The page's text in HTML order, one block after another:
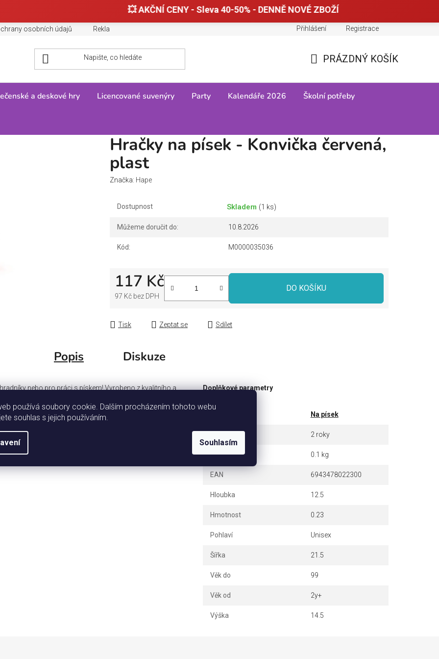
používá soubory cookie. Dalším procházením tohoto webu
souhlas s jejich používáním.
Souhlasím
💥 AKČNÍ CENY - Sleva 40-50% - DENNĚ NOVÉ ZBOŽÍ
osobních údajů Reklamace, výměny a vrácení zboží Tabulky velikostí
Přihlášení Registrace
KOŠÍK
PRÁZDNÝ KOŠÍK
a deskové hry Licencované suvenýry Party Kalendáře 2026 Školní potřeby
Hračky na písek - Konvička červená,
plast
Značka: Hape
Dostupnost Skladem (1 ks)
Můžeme doručit do: 10.8.2026
Kód: M0000035036
117 Kč
97 Kč bez DPH
DO KOŠÍKU
Tisk Zeptat se Sdílet
Popis Diskuze
nebo pro práci s pískem! Vyrobeno z kvalitního a
Věk: 18m+. Rozměr: 21,5 x 12,5 x 14,5 cm.
Doplňkové parametry
Na písek
2 roky
Hmotnost 0.1 kg
EAN 6943478022300
Hloubka 12.5
Hmotnost 0.23
Pohlaví Unisex
Šířka 21.5
Věk do 99
Věk od 2y+
Výška 14.5